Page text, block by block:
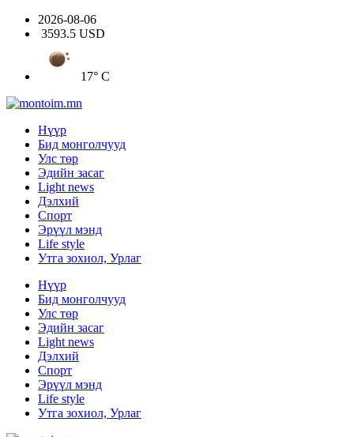
2026-08-06
3593.5 USD
17° C
Нүүр
Бид монголчууд
Улс төр
Эдийн засаг
Light news
Дэлхий
Спорт
Эрүүл мэнд
Life style
Утга зохиол, Урлаг
Нүүр
Бид монголчууд
Улс төр
Эдийн засаг
Light news
Дэлхий
Спорт
Эрүүл мэнд
Life style
Утга зохиол, Урлаг